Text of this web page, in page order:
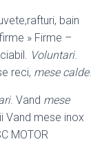
bain
» Firme –
Voluntari.
reci, mese calde.
. Vand mese
Vand mese inox
MOTOR